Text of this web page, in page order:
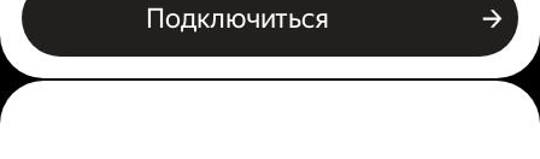
Подключиться